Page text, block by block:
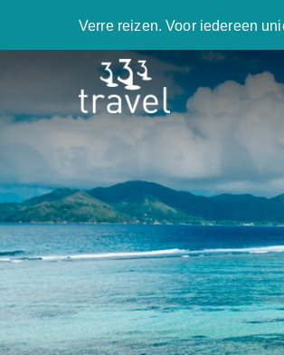
Verre reizen. Voor iedereen